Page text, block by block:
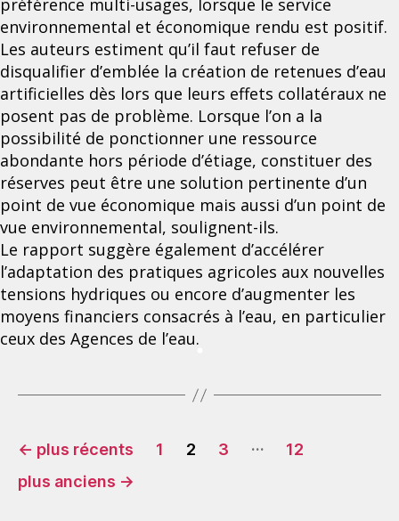
préférence multi-usages, lorsque le service
environnemental et économique rendu est positif.
Les auteurs estiment qu’il faut refuser de
disqualifier d’emblée la création de retenues d’eau
artificielles dès lors que leurs effets collatéraux ne
posent pas de problème. Lorsque l’on a la
possibilité de ponctionner une ressource
abondante hors période d’étiage, constituer des
réserves peut être une solution pertinente d’un
point de vue économique mais aussi d’un point de
vue environnemental, soulignent-ils.
Le rapport suggère également d’accélérer
l’adaptation des pratiques agricoles aux nouvelles
tensions hydriques ou encore d’augmenter les
moyens financiers consacrés à l’eau, en particulier
ceux des Agences de l’eau.
Pagination
des
← plus récents 1 2 3 …
12
plus anciens →